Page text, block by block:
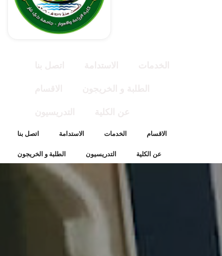
اتصل بنا الاستدامة الخدمات الاقسام
الطلبة و الخريجون التدريسيون عن الكلية